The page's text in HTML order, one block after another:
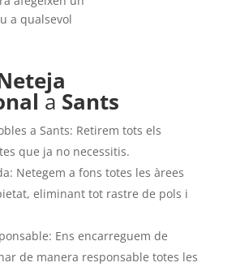
a qualsevol
a Sants
a Sants: Retirem tots els
que ja no necessitis.
Netegem a fons totes les àrees
eliminant tot rastre de pols i
Ens encarreguem de
de manera responsable totes les